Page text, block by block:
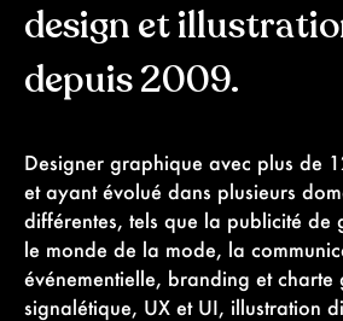
design et
depuis 2009.
Designer graphique avec plus de
et ayant évolué dans plusieurs
différentes, tels que la publicité de
le monde de la mode, la
événementielle, branding et charte
signalétique, UX et UI, illustration